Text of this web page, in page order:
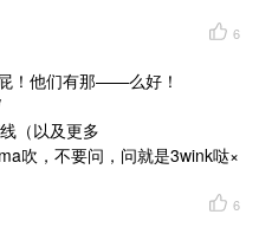
6
！他们有那——么好！
（以及更多
吹，不要问，问就是3wink哒×
6